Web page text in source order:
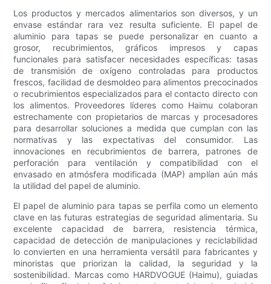
Los productos y mercados alimentarios son diversos, y un
envase estándar rara vez resulta suficiente. El papel de
aluminio para tapas se puede personalizar en cuanto a
grosor, recubrimientos, gráficos impresos y capas
funcionales para satisfacer necesidades específicas: tasas
de transmisión de oxígeno controladas para productos
frescos, facilidad de desmoldeo para alimentos precocinados
o recubrimientos especializados para el contacto directo con
los alimentos. Proveedores líderes como Haimu colaboran
estrechamente con propietarios de marcas y procesadores
para desarrollar soluciones a medida que cumplan con las
normativas y las expectativas del consumidor. Las
innovaciones en recubrimientos de barrera, patrones de
perforación para ventilación y compatibilidad con el
envasado en atmósfera modificada (MAP) amplían aún más
la utilidad del papel de aluminio.
El papel de aluminio para tapas se perfila como un elemento
clave en las futuras estrategias de seguridad alimentaria. Su
excelente capacidad de barrera, resistencia térmica,
capacidad de detección de manipulaciones y reciclabilidad
lo convierten en una herramienta versátil para fabricantes y
minoristas que priorizan la calidad, la seguridad y la
sostenibilidad. Marcas como HARDVOGUE (Haimu), guiadas